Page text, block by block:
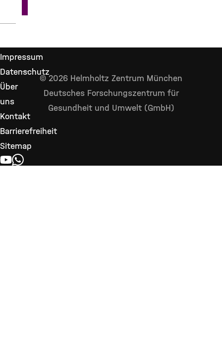
Impressum
Datenschutz
Über
uns
Kontakt
Barrierefreiheit
Sitemap
YOUTUBE
WHATSAPP
© 2026 Helmholtz Zentrum München
Deutsches Forschungszentrum für
Gesundheit und Umwelt (GmbH)